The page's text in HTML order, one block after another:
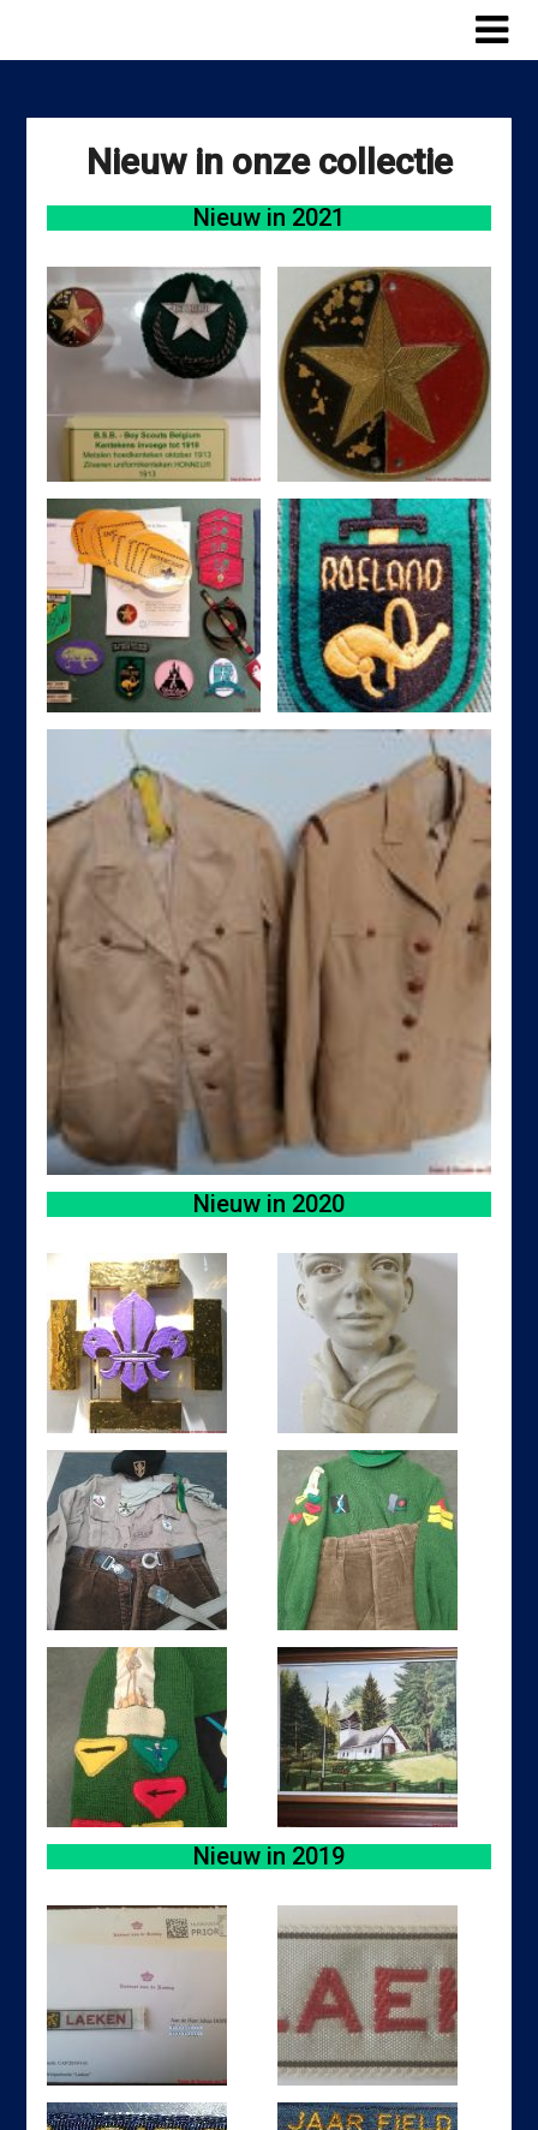
Nieuw in onze collectie
Nieuw in 2021
Nieuw in 2020
Nieuw in 2019